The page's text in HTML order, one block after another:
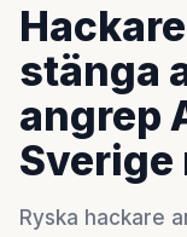
stänga
angrep
Sverige
Ryska hackare